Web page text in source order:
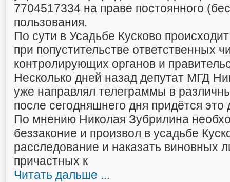
7704517334 на праве постоянного
пользования.
По сути в Усадьбе Кусково
при попустительстве ответственных
контролирующих органов и
Несколько дней назад депутат МГД
уже направлял телеграммы в
после сегодняшнего дня придётся это
По мнению Николая Зубрилина
беззаконие и произвол в усадьбе
расследование и наказать виновных
причастных к
Читать дальше ...